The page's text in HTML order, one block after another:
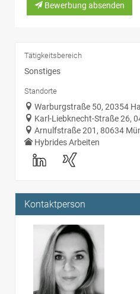
Bewerbung absenden
Tätigkeitsbereich
Sonstiges
Standorte
Warburgstraße 50, 20354
Karl-Liebknecht-Straße 26,
Arnulfstraße 201, 80634
Hybrides Arbeiten
Kontaktperson